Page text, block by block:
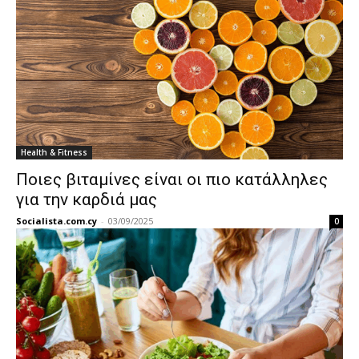
Health & Fitness
Ποιες βιταμίνες είναι οι πιο κατάλληλες
για την καρδιά μας
Socialista.com.cy - 03/09/2025 0